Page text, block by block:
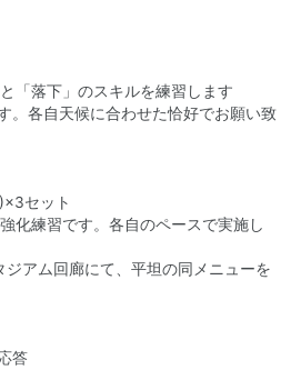
「落下」のスキルを練習します
。各自天候に合わせた恰好でお願い致
セット
化練習です。各自のペースで実施し
アム回廊にて、平坦の同メニューを
答